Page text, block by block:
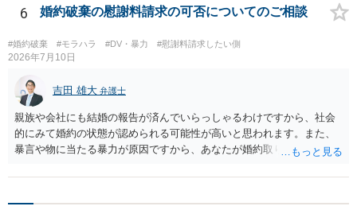
から連絡するので少々お待ちください」という旨の連絡を入れておく
は、法的には別の議論ではありますが、事実上の繋がりがないわけで
はありません。 例えば、既婚者であるにもかかわらず、結婚するとい
負担割合が高くなり、婚約破棄の慰謝料も払う必要が生じるという可
能性もないわけではありません。 ただし、法律上重婚は認められてい
ないので、既婚者同士の婚約が成立するかといわれると、成立しない
と判断される可能性の方が高いと思われます。 ３について 和解をする
際には、清算条項という定めを設けることがほとんどです。 清算条項
としての回答となります。 詳細なご事情をお伺いすればより適切な回
6 婚約破棄の慰謝料請求の可否についてのご相談
#婚約破棄 #モラハラ #DV・暴力 #慰謝料請求したい側
2026年7月10日
吉田 雄大 弁護士
親族や会社にも結婚の報告が済んでいらっしゃるわけですから、社会
的にみて婚約の状態が認められる可能性が高いと思われます。また、
暴言や物に当たる暴力が原因ですから、あなたが婚約取りやめを告げ
かった原因が専ら彼の言動にあるとして、慰謝料請求が認められる可